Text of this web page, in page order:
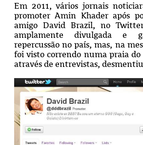
Em 2011, vários jornais
promoter Amin Khader após
amigo David Brazil, no
amplamente divulgada e
repercussão no país, mas, na
foi visto correndo numa praia do
através de entrevistas,